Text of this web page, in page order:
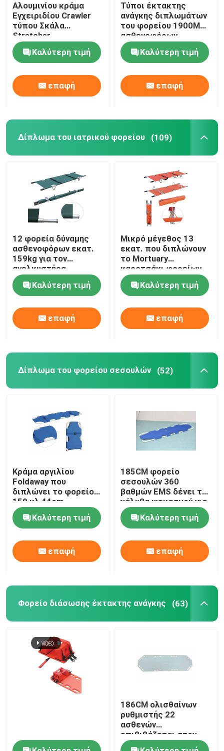
Αλουμινίου κράμα
Εγχειριδίου Crawler
τύπου Σκάλα
Stretcher
αναδιπλούμενο
ελαφρύ για το
νοσοκομείο
μεταφορά ασθενών
Καλύτερη τιμή
επαφή
Τύποι έκτακτης
ανάγκης διπλωμάτων
του φορείου 1900MM
ασθενοφόρων
συσκευή πρώτων
βοηθειών 92cm
Καλύτερη τιμή
επαφή
Δίπλωμα του ιατρικού φορείου (109)
12 φορεία δύναμης
ασθενοφόρων εκατ.
159kg για τον
ανελκυστήρα
ασθενοφόρων για την
περιποίηση κανενός
διπλώματος
Καλύτερη τιμή
επαφή
Μικρό μέγεθος 13
εκατ. που διπλώνουν
το Mortuary
καροτσάκι φορείων
Καλύτερη τιμή
επαφή
Δίπλωμα του φορείου σεσουλών (52)
Κράμα αργιλίου
Foldaway που
διπλώνει το φορείο
159 κλ 44cm
σεσουλών
Καλύτερη τιμή
επαφή
185CM φορείο
σεσουλών 360
βαθμών EMS δένει το
χάλυβα ψεκασμού για
την υπομονετική
μεταφοράΚαλύτερη τιμή
επαφή
Φορείο διάσωσης έκτακτης ανάγκης (63)
186CM ολισθαίνων
ρυθμιστής 22
ασθενών
επιβιβάζεται στον
πτυσσόμενο καμβά